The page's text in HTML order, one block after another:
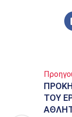
ΤΟΥ